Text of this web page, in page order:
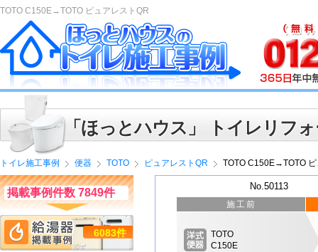
TOTO C150E→TOTO ピュアレストQR
「ほっとハウス」 トイレリフ
トイレ施工事例 便器 TOTO ピュアレストQR TOTO C150E→TOTO
No.50113
施工前
TOTO
C150E
掲載事例件数 7849件
6083件